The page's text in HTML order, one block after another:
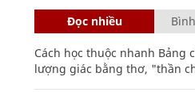
Đọc nhiều
Cách học thuộc nhanh Bảng
lượng giác bằng thơ, "thần